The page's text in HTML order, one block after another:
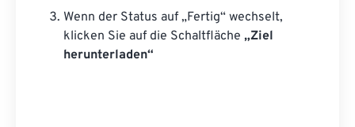
Wenn der Status auf „Fertig“ wechselt,
klicken Sie auf die Schaltfläche „Ziel
herunterladen“